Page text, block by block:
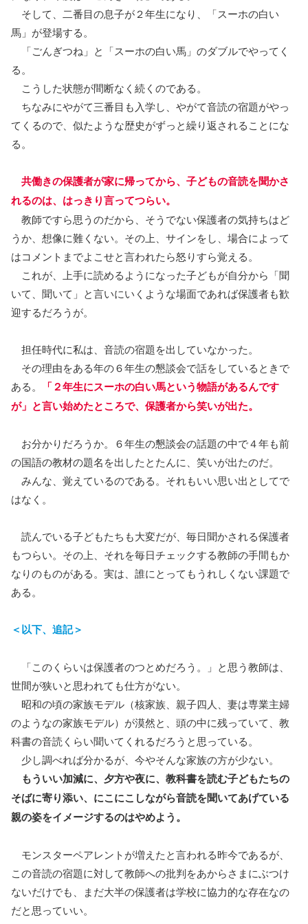
そして、二番目の息子が２年生になり、「スーホの白い
馬」が登場する。
「ごんぎつね」と「スーホの白い馬」のダブルでやってく
る。
こうした状態が間断なく続くのである。
ちなみにやがて三番目も入学し、やがて音読の宿題がやっ
てくるので、似たような歴史がずっと繰り返されることにな
る。
共働きの保護者が家に帰ってから、子どもの音読を聞かさ
れるのは、はっきり言ってつらい。
教師ですら思うのだから、そうでない保護者の気持ちはど
うか、想像に難くない。その上、サインをし、場合によって
はコメントまでよこせと言われたら怒りすら覚える。
これが、上手に読めるようになった子どもが自分から「聞
いて、聞いて」と言いにいくような場面であれば保護者も歓
迎するだろうが。
担任時代に私は、音読の宿題を出していなかった。
その理由をある年の６年生の懇談会で話をしているときで
ある。
「２年生にスーホの白い馬という物語があるんです
が」と言い始めたところで、保護者から笑いが出た。
お分かりだろうか。６年生の懇談会の話題の中で４年も前
の国語の教材の題名を出したとたんに、笑いが出たのだ。
みんな、覚えているのである。それもいい思い出としてで
はなく。
読んでいる子どもたちも大変だが、毎日聞かされる保護者
もつらい。その上、それを毎日チェックする教師の手間もか
なりのものがある。実は、誰にとってもうれしくない課題で
ある。
＜以下、追記＞
「このくらいは保護者のつとめだろう。」と思う教師は、
世間が狭いと思われても仕方がない。
昭和の頃の家族モデル（核家族、親子四人、妻は専業主婦
のようなの家族モデル）が漠然と、頭の中に残っていて、教
科書の音読くらい聞いてくれるだろうと思っている。
少し調べれば分かるが、今やそんな家族の方が少ない。
もういい加減に、夕方や夜に、教科書を読む子どもたちの
そばに寄り添い、にこにこしながら音読を聞いてあげている
親の姿をイメージするのはやめよう。
モンスターペアレントが増えたと言われる昨今であるが、
この音読の宿題に対して教師への批判をあからさまにぶつけ
ないだけでも、まだ大半の保護者は学校に協力的な存在なの
だと思っていい。